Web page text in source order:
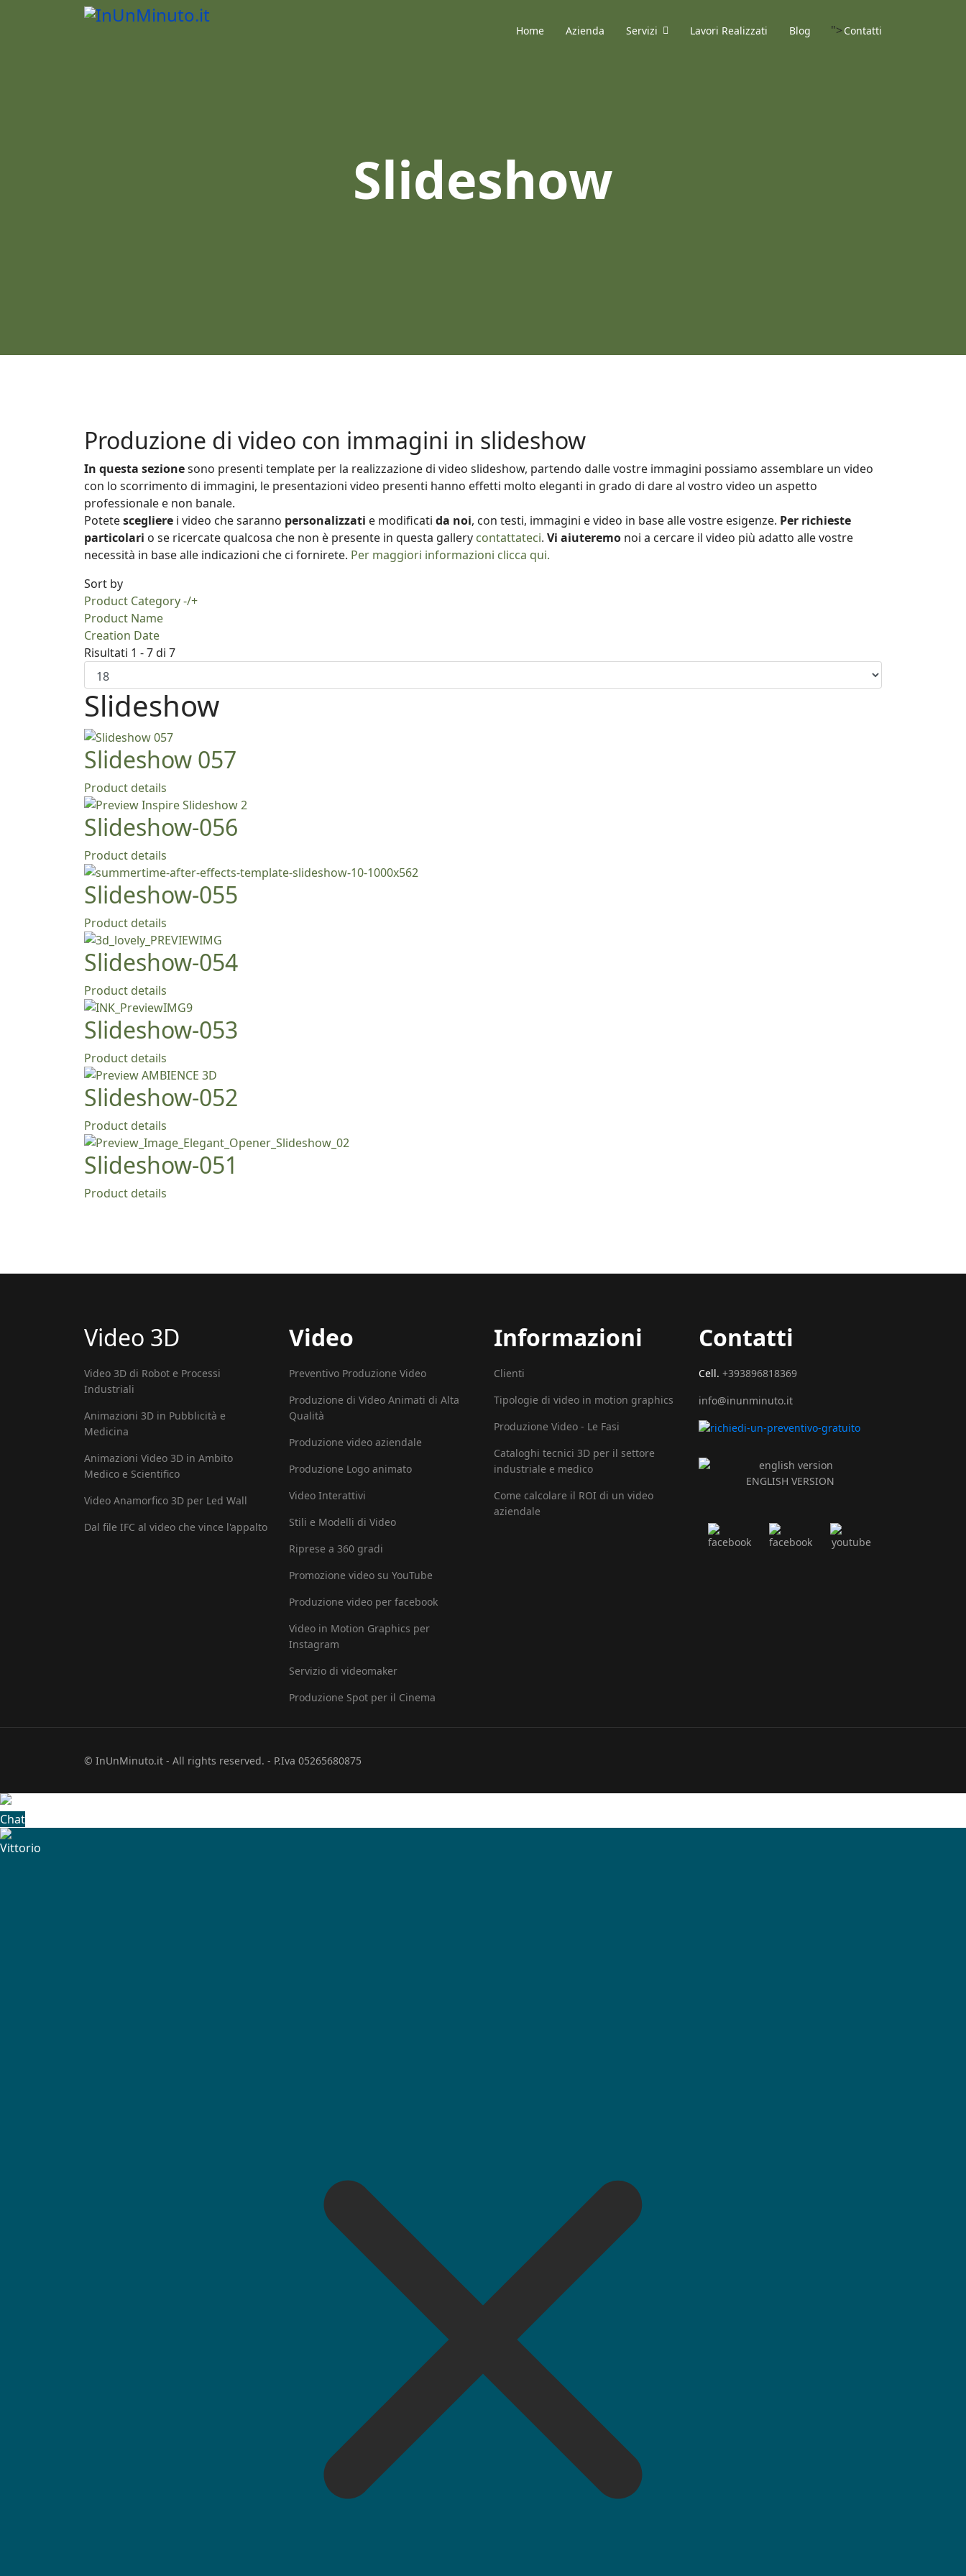
Home Azienda Servizi Lavori Realizzati Blog "> Contatti
Slideshow
Produzione di video con immagini in slideshow
In questa sezionesono presenti template per la realizzazione di video slideshow, partendo dalle vostre immagini possiamo assemblare un video
con lo scorrimento di immagini, le presentazioni video presenti hanno effetti molto eleganti in grado di dare al vostro video un aspetto
professionale e non banale.
Potetescegliere i video che saranno personalizzati e modificati da noi, con testi, immagini e video in base alle vostre esigenze. Per richieste
particolari o se ricercate qualcosa che non è presente in questa gallery contattateci. Vi aiuteremo noi a cercare il video più adatto alle vostre
necessità in base alle indicazioni che ci fornirete. Per maggiori informazioni clicca qui.
Sort by
Product Category -/+
Product Name
Creation Date
Risultati 1 - 7 di 7
Slideshow
Slideshow 057
Product details
Slideshow-056
Product details
Slideshow-055
Product details
Slideshow-054
Product details
Slideshow-053
Product details
Slideshow-052
Product details
Slideshow-051
Product details
Video 3D
Video 3D di Robot e Processi
Industriali
Animazioni 3D in Pubblicità e
Medicina
Animazioni Video 3D in Ambito
Medico e Scientifico
Video Anamorfico 3D per Led Wall
Dal file IFC al video che vince l'appalto
Video
Preventivo Produzione Video
Produzione di Video Animati di Alta
Qualità
Produzione video aziendale
Produzione Logo animato
Video Interattivi
Stili e Modelli di Video
Riprese a 360 gradi
Promozione video su YouTube
Produzione video per facebook
Video in Motion Graphics per
Instagram
Servizio di videomaker
Produzione Spot per il Cinema
Informazioni
Clienti
Tipologie di video in motion graphics
Produzione Video - Le Fasi
Cataloghi tecnici 3D per il settore
industriale e medico
Come calcolare il ROI di un video
aziendale
Contatti
Cell. +393896818369
info@inunminuto.it
ENGLISH VERSION
© InUnMinuto.it - All rights reserved. - P.Iva 05265680875
Chat
Vittorio